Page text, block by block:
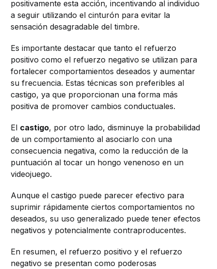
positivamente esta acción, incentivando al individuo
a seguir utilizando el cinturón para evitar la
sensación desagradable del timbre.
Es importante destacar que tanto el refuerzo
positivo como el refuerzo negativo se utilizan para
fortalecer comportamientos deseados y aumentar
su frecuencia. Estas técnicas son preferibles al
castigo, ya que proporcionan una forma más
positiva de promover cambios conductuales.
El castigo, por otro lado, disminuye la probabilidad
de un comportamiento al asociarlo con una
consecuencia negativa, como la reducción de la
puntuación al tocar un hongo venenoso en un
videojuego.
Aunque el castigo puede parecer efectivo para
suprimir rápidamente ciertos comportamientos no
deseados, su uso generalizado puede tener efectos
negativos y potencialmente contraproducentes.
En resumen, el refuerzo positivo y el refuerzo
negativo se presentan como poderosas